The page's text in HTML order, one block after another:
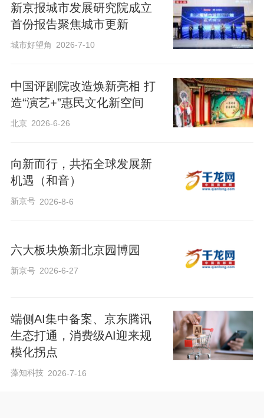
新京报城市发展研究院成立
首份报告聚焦城市更新
城市好望角 2026-7-10
中国评剧院改造焕新亮相 打
造“演艺+”惠民文化新空间
北京 2026-6-26
向新而行，共拓全球发展新
机遇（和音）
新京号 2026-8-6
六大板块焕新北京园博园
新京号 2026-6-27
端侧AI集中备案、京东腾讯
生态打通，消费级AI迎来规
模化拐点
藻知科技 2026-7-16